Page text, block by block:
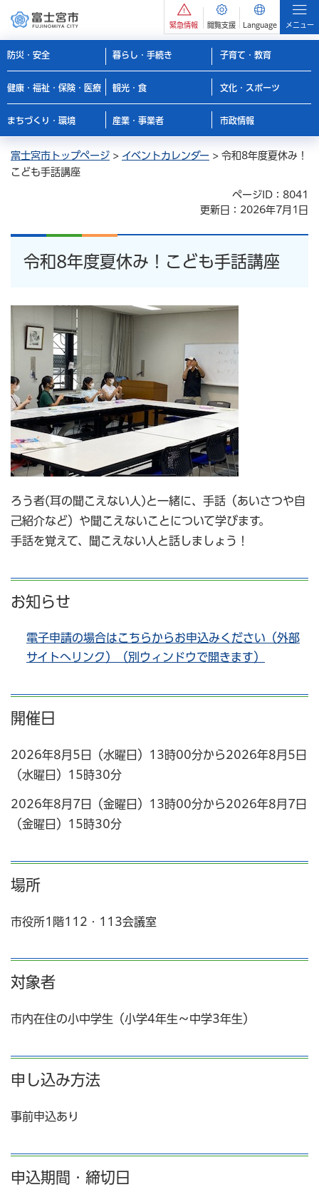
緊急情報 閲覧支援 Language メニュー
防災・安全 暮らし・手続き 子育て・教育
健康・福祉・保険・医療 観光・食 文化・スポーツ
まちづくり・環境 産業・事業者 市政情報
富士宮市トップページ > イベントカレンダー > 令和8年度夏休み！
こども手話講座
ページID：8041
更新日：2026年7月1日
令和8年度夏休み！こども手話講座
ろう者(耳の聞こえない人)と一緒に、手話（あいさつや自
己紹介など）や聞こえないことについて学びます。
手話を覚えて、聞こえない人と話しましょう！
お知らせ
電子申請の場合はこちらからお申込みください（外部
サイトへリンク）（別ウィンドウで開きます）
開催日
2026年8月5日（水曜日）13時00分から2026年8月5日
（水曜日）15時30分
2026年8月7日（金曜日）13時00分から2026年8月7日
（金曜日）15時30分
場所
市役所1階112・113会議室
対象者
市内在住の小中学生（小学4年生～中学3年生）
申し込み方法
事前申込あり
申込期間・締切日